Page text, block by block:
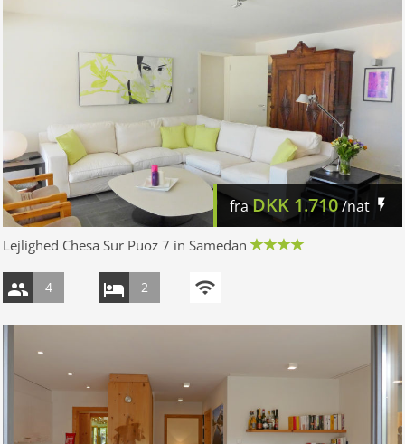
fraDKK 1.710/nat
Lejlighed Chesa Sur Puoz 7 in Samedan
4 2